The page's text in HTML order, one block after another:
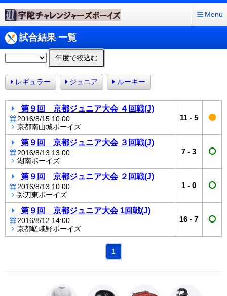
Menu
試合結果 一覧
年度で絞込む
レギュラー ジュニア ルーキー
第９回 京都ジュニア大会 ４回戦(J)
2016/8/15 10:00
京都南山城ボーイズ
11- 5
第９回 京都ジュニア大会 ３回戦(J)
2016/8/13 13:00
湖南ボーイズ
7 - 3
第９回 京都ジュニア大会 ２回戦(J)
2016/8/13 10:00
弥刀東ボーイズ
1 - 0
第９回 京都ジュニア大会 1回戦(J)
2016/8/12 14:00
京都嵯峨野ボーイズ
16 - 7
1